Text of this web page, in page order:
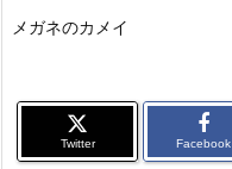
メガネのカメイ
Twitter Facebook